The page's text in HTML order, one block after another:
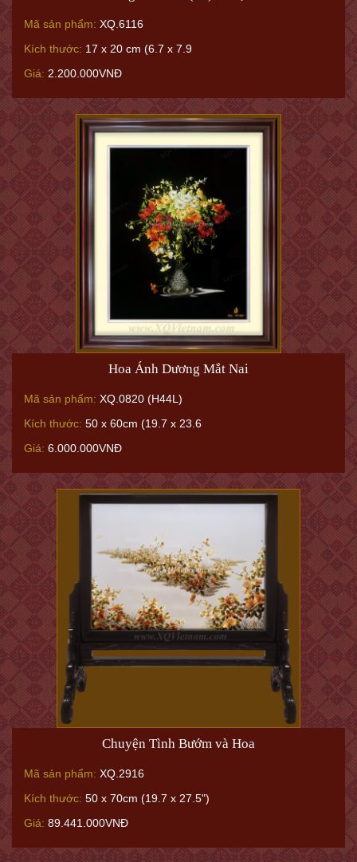
Mã sản phẩm: XQ.6116
Kích thước: 17 x 20 cm (6.7 x 7.9
Giá: 2.200.000VNĐ
Hoa Ánh Dương Mắt Nai
Mã sản phẩm: XQ.0820 (H44L)
Kích thước: 50 x 60cm (19.7 x 23.6
Giá: 6.000.000VNĐ
Chuyện Tình Bướm và Hoa
Mã sản phẩm: XQ.2916
Kích thước: 50 x 70cm (19.7 x 27.5")
Giá: 89.441.000VNĐ